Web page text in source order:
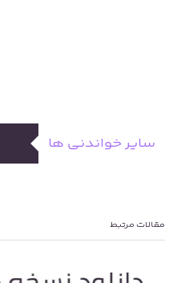
سایر خواندنی ها
مقالات مرتبط